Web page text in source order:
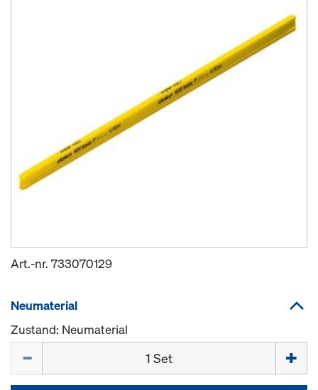
Art.-nr. 733070129
Neumaterial
Zustand: Neumaterial